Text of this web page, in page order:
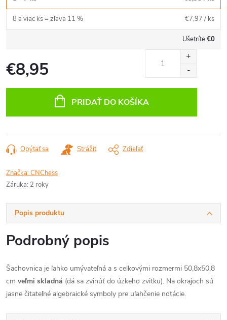
8 a viac ks = zľava 11 % €7,97 / ks
Ušetríte€0
€8,95
PRIDAŤ DO KOŠÍKA
Opýtať sa Strážiť Zdieľať
Značka:CNChess
Záruka: 2 roky
Popis produktu
Podrobný popis
Šachovnica je ľahko umývateľná a s celkovými rozmermi 50,8x50,8
cm veľmi skladná (dá sa zvinúť do úzkeho zvitku). Na okrajoch sú
jasne čitateľné algebraické symboly pre uľahčenie notácie.